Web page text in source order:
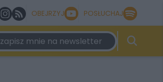
OBEJRZYJ POSŁUCHAJ
zapisz mnie na newsletter